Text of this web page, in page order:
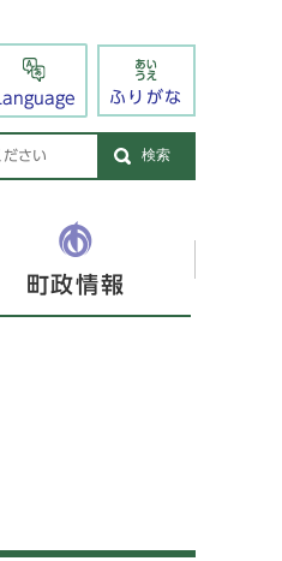
Language ふりがな
検索
町政情報